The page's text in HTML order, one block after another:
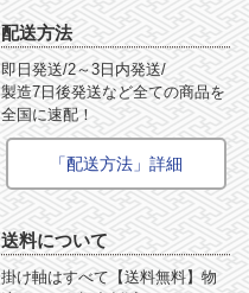
配送方法
即日発送/2～3日内発送/
製造7日後発送など全ての商品を
全国に速配！
「配送方法」詳細
送料について
掛け軸はすべて【送料無料】物